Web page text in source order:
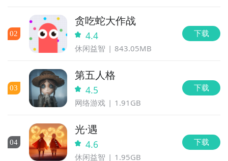
方法二： 下载九游APP，订阅美味蛋糕图鉴的开测提醒
步骤1：
点击下载九游APP；
步骤2：进入APP搜索“美味蛋糕图鉴”，订阅后可及时接
受活动,礼包,开测和开放下载的提醒；
玩新游 上九游
到呢？不用担心，目前九游客户端已经开通了测试提醒
了，通过在九游APP中搜索“美味蛋糕图鉴”，点击右边
的【订阅】或者是【开测提醒】，订阅游戏就不会错过
玩新游 上九游
02
贪吃蛇大作战
4.4
休闲益智 843.05MB
下载
03
第五人格
4.5
网络游戏 1.91GB
下载
04
光·遇
4.6
休闲益智 1.95GB
下载